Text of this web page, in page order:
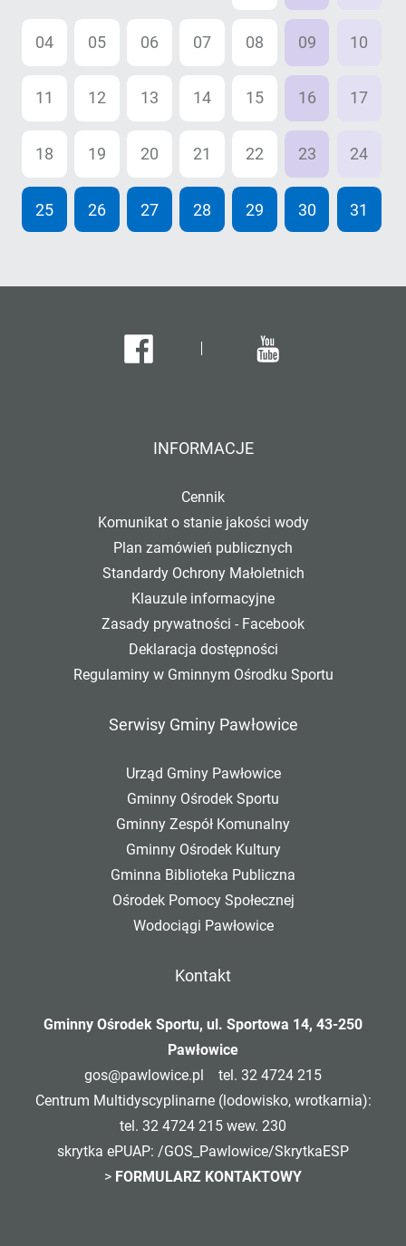
04 05 06 07 08 09 10
11 12 13 14 15 16 17
18 19 20 21 22 23 24
25 26 27 28 29 30 31
Facebook Youtube
INFORMACJE
Cennik
Komunikat o stanie jakości wody
Plan zamówień publicznych
Standardy Ochrony Małoletnich
Klauzule informacyjne
Zasady prywatności - Facebook
Deklaracja dostępności
Regulaminy w Gminnym Ośrodku Sportu
Serwisy Gminy Pawłowice
Urząd Gminy Pawłowice
Gminny Ośrodek Sportu
Gminny Zespół Komunalny
Gminny Ośrodek Kultury
Gminna Biblioteka Publiczna
Ośrodek Pomocy Społecznej
Wodociągi Pawłowice
Kontakt
Gminny Ośrodek Sportu, ul. Sportowa 14, 43-250
Pawłowice
gos@pawlowice.pl tel. 32 4724 215
Centrum Multidyscyplinarne (lodowisko, wrotkarnia):
tel. 32 4724 215 wew. 230
skrytka ePUAP: /GOS_Pawlowice/SkrytkaESP
> FORMULARZ KONTAKTOWY